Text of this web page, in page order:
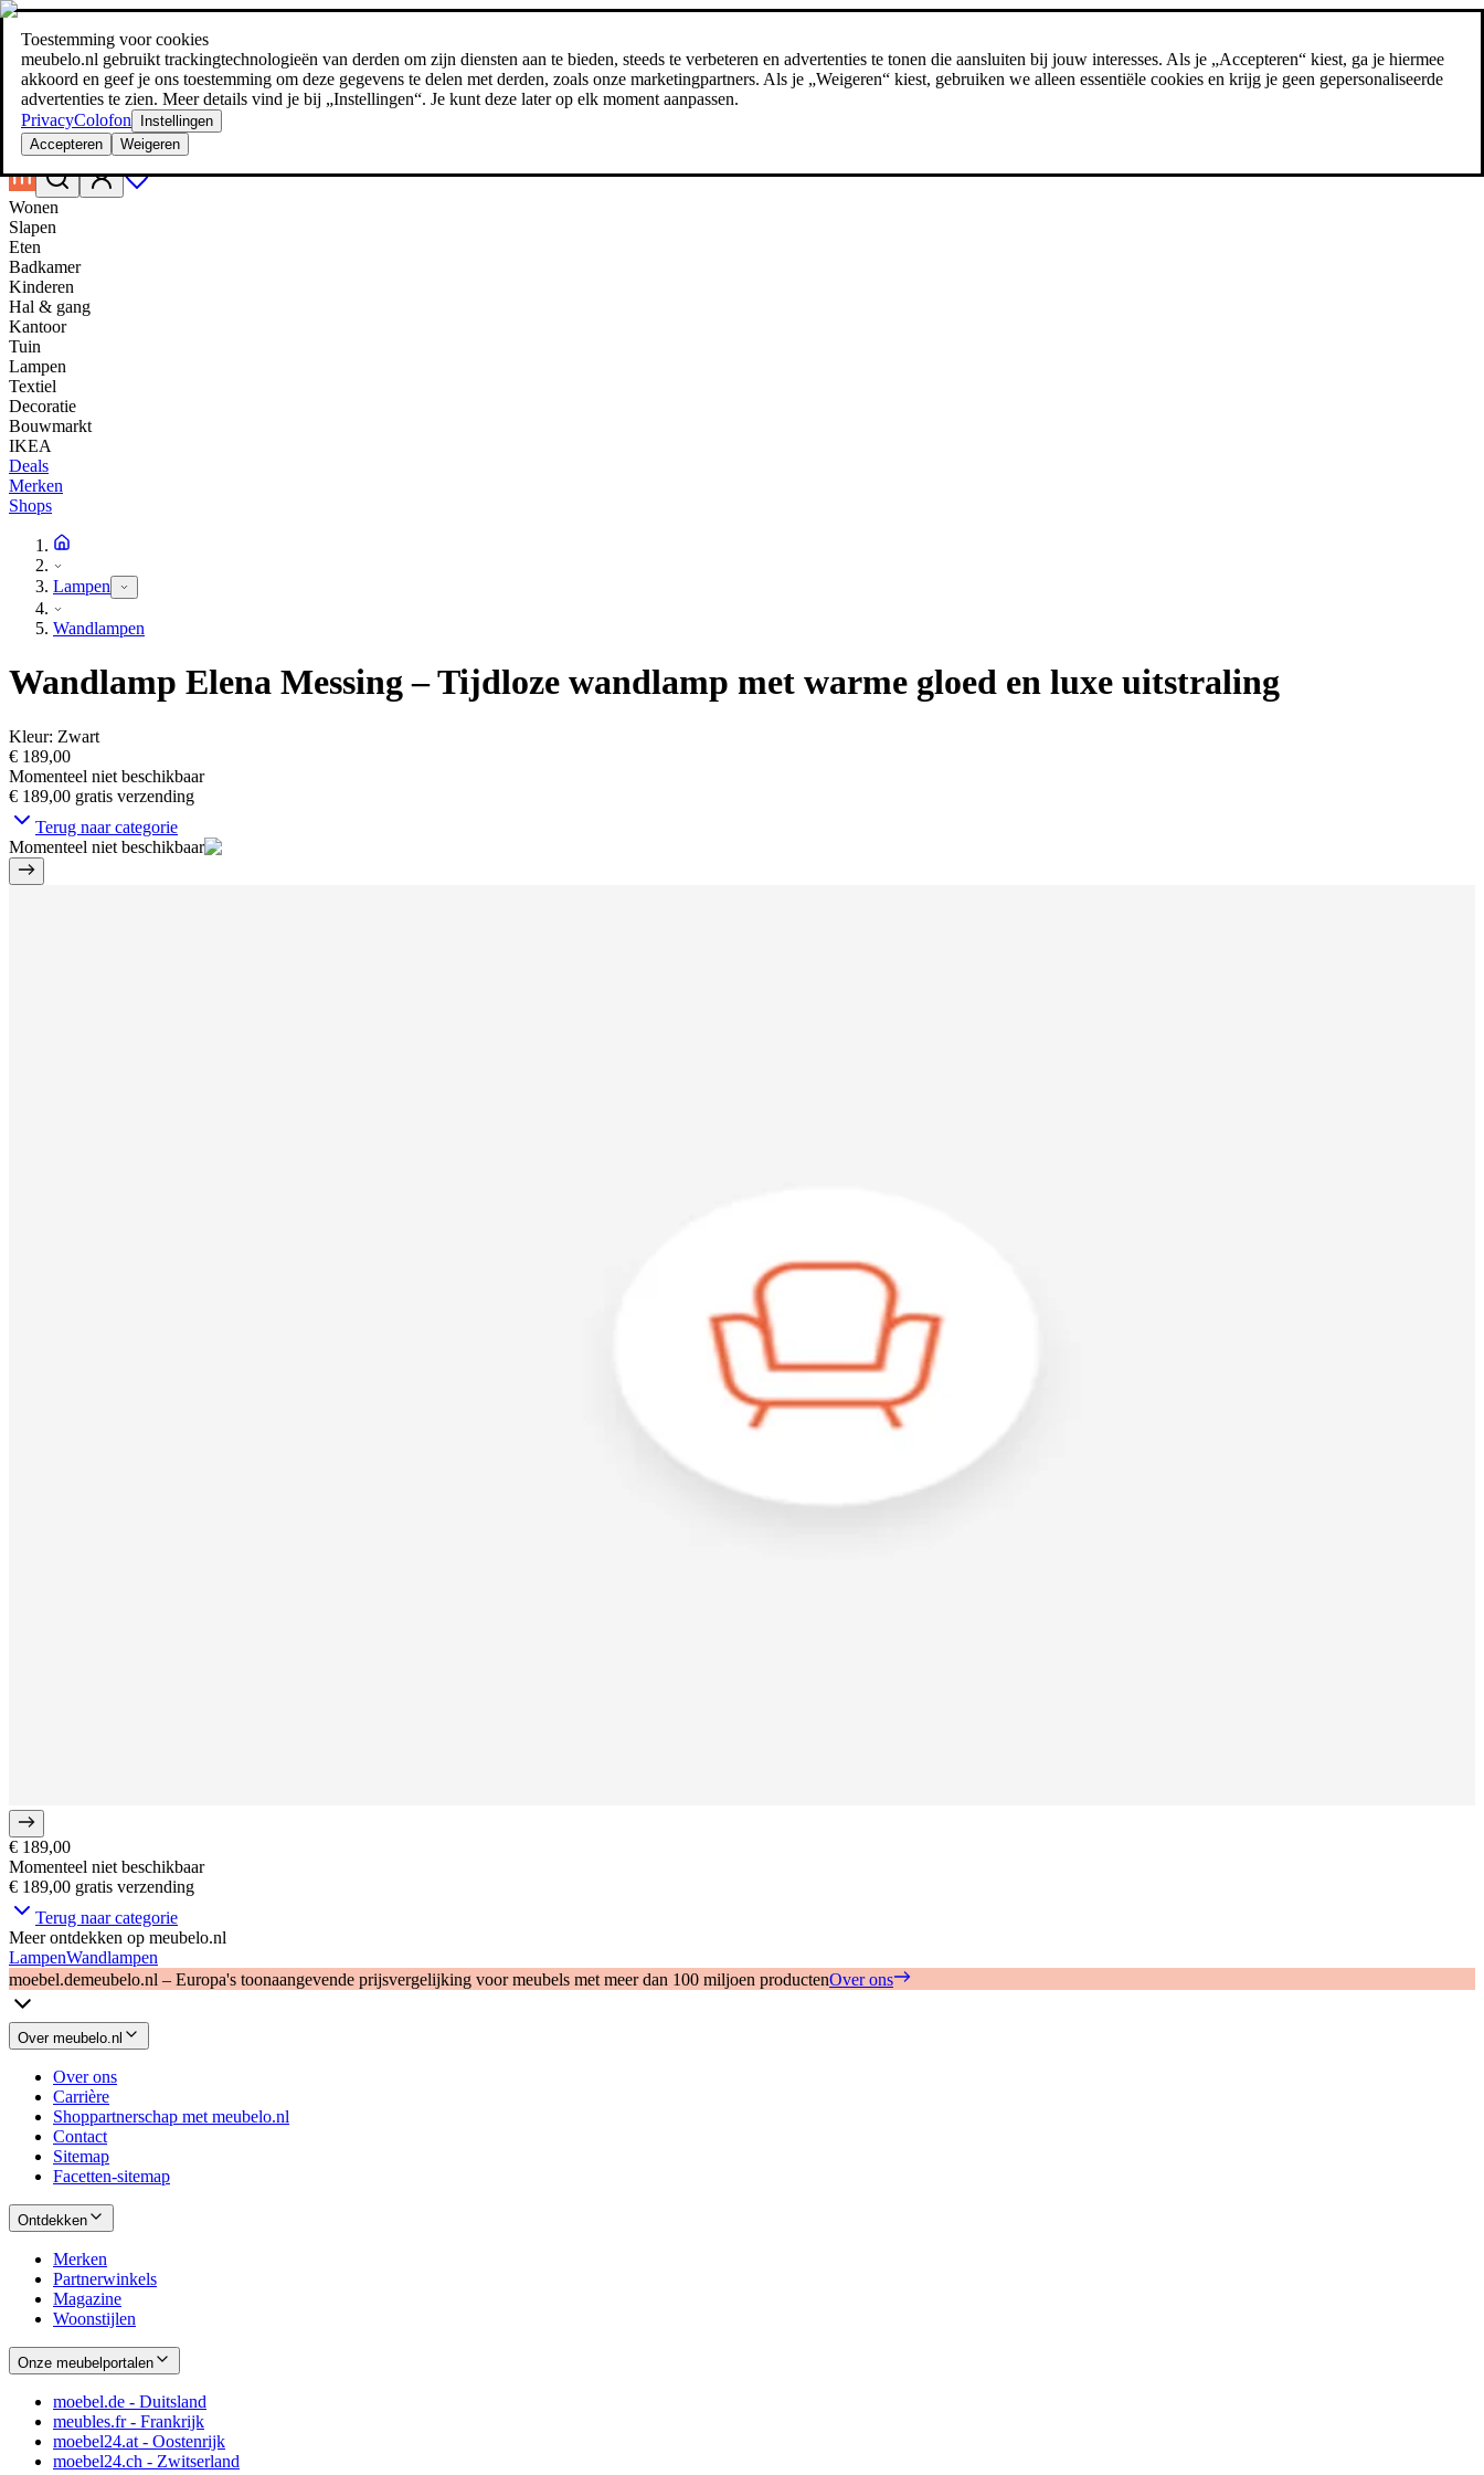
Toestemming voor cookies
meubelo.nl gebruikt trackingtechnologieën van derden om zijn diensten aan te bieden, steeds te verbeteren en advertenties te tonen die aansluiten bij jouw interesses. Als je „Accepteren“ kiest, ga je hiermee
akkoord en geef je ons toestemming om deze gegevens te delen met derden, zoals onze marketingpartners. Als je „Weigeren“ kiest, gebruiken we alleen essentiële cookies en krijg je geen gepersonaliseerde
advertenties te zien. Meer details vind je bij „Instellingen“. Je kunt deze later op elk moment aanpassen.
PrivacyColofon
Instellingen
Accepteren
Weigeren
Zoeken
meubel jezelf de beste prijs!meubel jezelf de beste prijs!
Wonen
Slapen
Eten
Badkamer
Kinderen
Hal & gang
Kantoor
Tuin
Lampen
Textiel
Decoratie
Bouwmarkt
IKEA
Deals
Merken
Shops
Lampen
Wandlampen
Wandlamp Elena Messing – Tijdloze wandlamp met warme gloed en luxe uitstraling
Kleur: Zwart
€ 189,00
Momenteel niet beschikbaar
€ 189,00 gratis verzending
Terug naar categorie
Momenteel niet beschikbaar
€ 189,00
Momenteel niet beschikbaar
€ 189,00 gratis verzending
Terug naar categorie
Meer ontdekken op meubelo.nl
LampenWandlampen
moebel.demeubelo.nl – Europa's toonaangevende prijsvergelijking voor meubels met meer dan 100 miljoen productenOver ons
Over meubelo.nl
Over ons
Carrière
Shoppartnerschap met meubelo.nl
Contact
Sitemap
Facetten-sitemap
Ontdekken
Merken
Partnerwinkels
Magazine
Woonstijlen
Onze meubelportalen
moebel.de - Duitsland
meubles.fr - Frankrijk
moebel24.at - Oostenrijk
moebel24.ch - Zwitserland